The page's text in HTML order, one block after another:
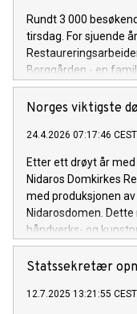
Rundt 3 000
tirsdag. For sjuende
Borggården - en
historie og teater i
Norges viktigste
24.4.2026 07:17:46 CEST
Etter ett drøyt år
Nidaros Domkirkes
med produksjonen
Nidarosdomen.
håndverks- og
Statssekretær
12.7.2025 13:21:55 CEST